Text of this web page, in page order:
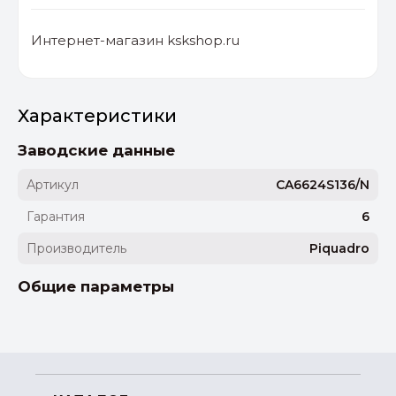
Интернет-магазин kskshop.ru
Характеристики
Заводские данные
Артикул
CA6624S136/N
Гарантия
6
Производитель
Piquadro
Общие параметры